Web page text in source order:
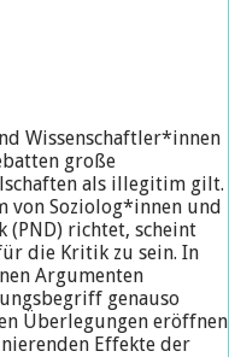
Wissenschaftler*innen
große
als illegitim gilt.
von Soziolog*innen und
(PND) richtet, scheint
die Kritik zu sein. In
Argumenten
genauso
Überlegungen eröffnen
Effekte der